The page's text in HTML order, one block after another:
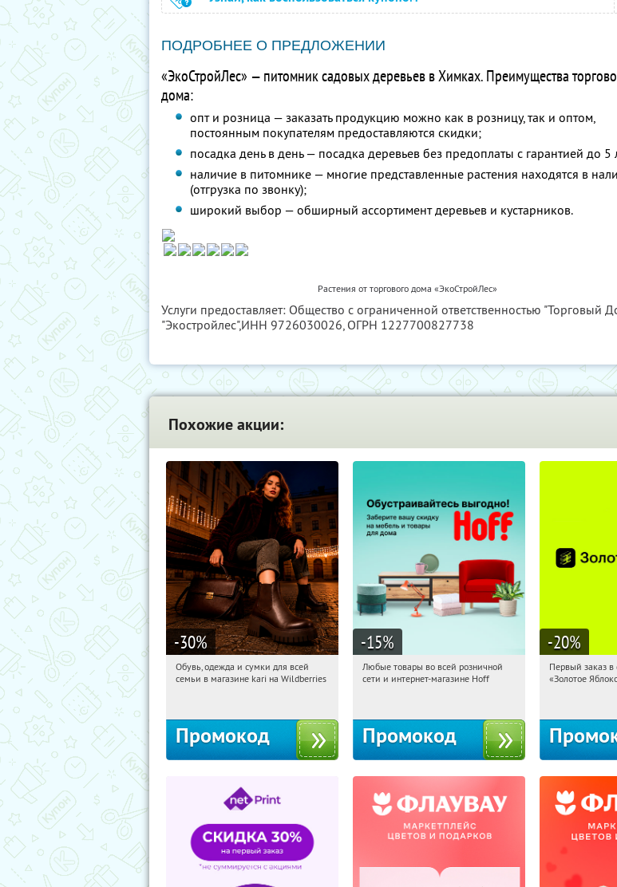
ПОДРОБНЕЕ О ПРЕДЛОЖЕНИИ
«ЭкоСтройЛес» — питомник садовых деревьев в Химках. Преимущества
дома:
опт и розница — заказать продукцию можно как в розницу, так и оптом,
постоянным покупателям предоставляются скидки;
посадка день в день — посадка деревьев без предоплаты с гарантией до 5
наличие в питомнике — многие представленные растения находятся в
(отгрузка по звонку);
широкий выбор — обширный ассортимент деревьев и кустарников.
Растения от торгового дома «ЭкоСтройЛес»
Услуги предоставляет: Общество с ограниченной ответственностью "Торговый
"Экостройлес",ИНН 9726030026, ОГРН 1227700827738
Похожие акции:
-30%
16:57:52 Получили:
Обувь, одежда и сумки для всей
семьи в магазине kari на Wildberries
Промокод
-15%
16:57:52 Получили:
Любые товары во всей розничной
сети и интернет-магазине Hoff
Промокод
-20%
16:57:52
Первый заказ в
«Золотое